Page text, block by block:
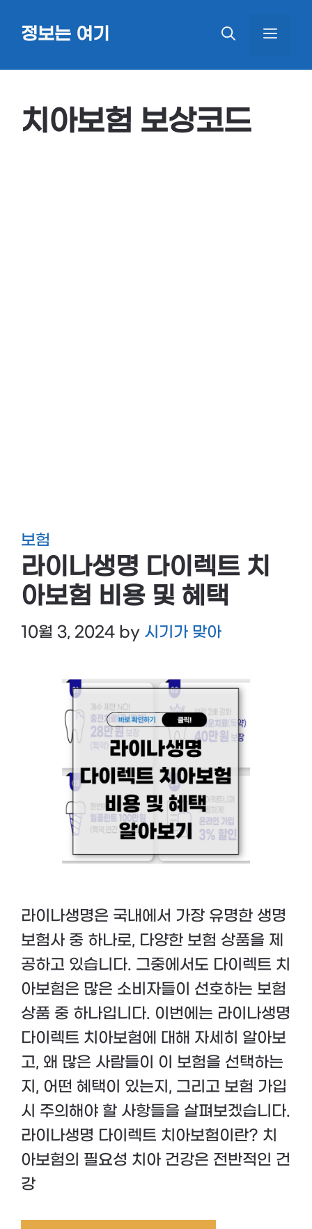
정보는 여기
치아보험 보상코드
보험
라이나생명 다이렉트 치
아보험 비용 및 혜택
10월 3, 2024 by 시기가 맞아
라이나생명은 국내에서 가장 유명한 생명
보험사 중 하나로, 다양한 보험 상품을 제
공하고 있습니다. 그중에서도 다이렉트 치
아보험은 많은 소비자들이 선호하는 보험
상품 중 하나입니다. 이번에는 라이나생명
다이렉트 치아보험에 대해 자세히 알아보
고, 왜 많은 사람들이 이 보험을 선택하는
지, 어떤 혜택이 있는지, 그리고 보험 가입
시 주의해야 할 사항들을 살펴보겠습니다.
라이나생명 다이렉트 치아보험이란? 치
아보험의 필요성 치아 건강은 전반적인 건
강